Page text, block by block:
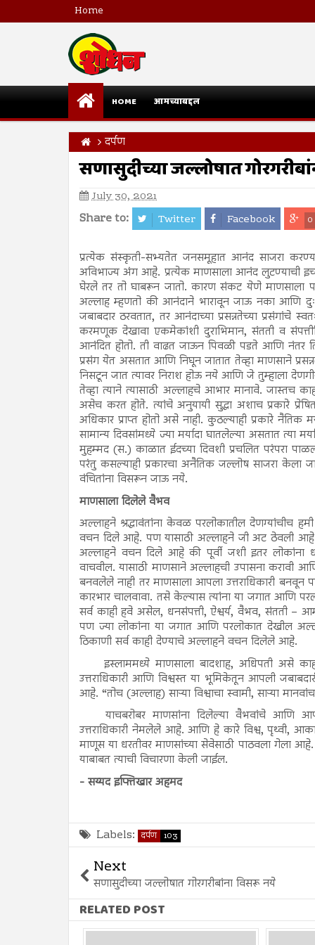
Home
HOME आमच्याबद्दल
दर्पण
सणासुदीच्या जल्लोषात
July 30, 2021
Share to: Twitter Facebook 0
प्रत्येक संस्कृती-सभ्यतेत जनसमूहात आनंद साजरा
अविभाज्य अंग आहे. प्रत्येक माणसाला आनंद लुटण्याची
घेरले तर तो घाबरून जातो. कारण संकट येणे
अल्लाह म्हणतो की आनंदाने भारावून जाऊ नका आणि
जबाबदार ठरवतात, तर आनंदाच्या प्रसन्नतेच्या
करमणूक देखावा एकमेकांशी दुराभिमान, संतती व
आनंदित होतो. ती वाढत जाऊन पिवळी पडते आणि
प्रसंग येत असतात आणि निघून जातात तेव्हा माणसाने
निसटून जात त्यावर निराश होऊ नये आणि जे तुम्हाला
तेव्हा त्याने त्यासाठी अल्लाहचे आभार मानावे. जास्तच
असेच करत होते. त्यांचे अनुयायी सुद्धा अशाच प्रकारे
अधिकार प्राप्त होतो असे नाही. कुठल्याही प्रकारे नैतिक
सामान्य दिवसांमध्ये ज्या मर्यादा घातलेल्या असतात त्या
मुहम्मद (स.) काळात ईदच्या दिवशी प्रचलित परंपरा
परंतु कसल्याही प्रकारचा अनैतिक जल्लोष साजरा केला
वंचितांना विसरून जाऊ नये.
माणसाला दिलेले वैभव
अल्लाहने श्रद्धावंतांना केवळ परलोकातील देणग्यांचीच
वचन दिले आहे. पण यासाठी अल्लाहने जी अट ठेवली आहे
अल्लाहने वचन दिले आहे की पूर्वी जशी इतर लोकांना
वाचवील. यासाठी माणसाने अल्लाहची उपासना करावी
बनवलेले नाही तर माणसाला आपला उत्तराधिकारी बनवून
कारभार चालवावा. तसे केल्यास त्यांना या जगात आणि
सर्व काही हवे असेल, धनसंपत्ती, ऐश्वर्य, वैभव, संतती –
पण ज्या लोकांना या जगात आणि परलोकात देखील
ठिकाणी सर्व काही देण्याचे अल्लाहने वचन दिलेले आहे.
इस्लाममध्ये माणसाला बादशाह, अधिपती असे
उत्तराधिकारी आणि विश्वस्त या भूमिकेतून आपली
आहे. “तोच (अल्लाह) साऱ्या विश्वाचा स्वामी, साऱ्या
याचबरोबर माणसांना दिलेल्या वैभवांचे आणि
उत्तराधिकारी नेमलेले आहे. आणि हे कारे विश्व, पृथ्वी,
माणूस या धरतीवर माणसांच्या सेवेसाठी पाठवला गेला
याबाबत त्याची विचारणा केली जाईल.
- सय्यद इफ्तिखार अहमद
Labels: दर्पण 103
Next
सणासुदीच्या जल्लोषात गोरगरीबांना विसरू नये
RELATED POST